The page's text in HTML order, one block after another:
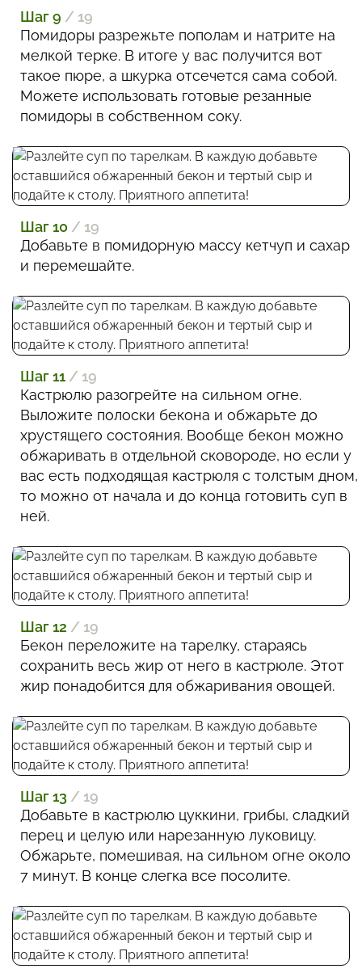
Шаг 9 / 19
Помидоры разрежьте пополам и натрите на
мелкой терке. В итоге у вас получится вот
такое пюре, а шкурка отсечется сама собой.
Можете использовать готовые резанные
помидоры в собственном соку.
Шаг 10 / 19
Добавьте в помидорную массу кетчуп и сахар
и перемешайте.
Шаг 11 / 19
Кастрюлю разогрейте на сильном огне.
Выложите полоски бекона и обжарьте до
хрустящего состояния. Вообще бекон можно
обжаривать в отдельной сковороде, но если у
вас есть подходящая кастрюля с толстым дном,
то можно от начала и до конца готовить суп в
ней.
Шаг 12 / 19
Бекон переложите на тарелку, стараясь
сохранить весь жир от него в кастрюле. Этот
жир понадобится для обжаривания овощей.
Шаг 13 / 19
Добавьте в кастрюлю цуккини, грибы, сладкий
перец и целую или нарезанную луковицу.
Обжарьте, помешивая, на сильном огне около
7 минут. В конце слегка все посолите.